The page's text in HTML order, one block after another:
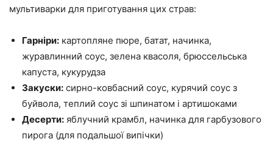
мультиварки для приготування цих страв:
Гарніри: картопляне пюре, батат, начинка,
журавлинний соус, зелена квасоля, брюссельська
капуста, кукурудза
Закуски: сирно-ковбасний соус, курячий соус з
буйвола, теплий соус зі шпинатом і артишоками
Десерти: яблучний крамбл, начинка для гарбузового
пирога (для подальшої випічки)